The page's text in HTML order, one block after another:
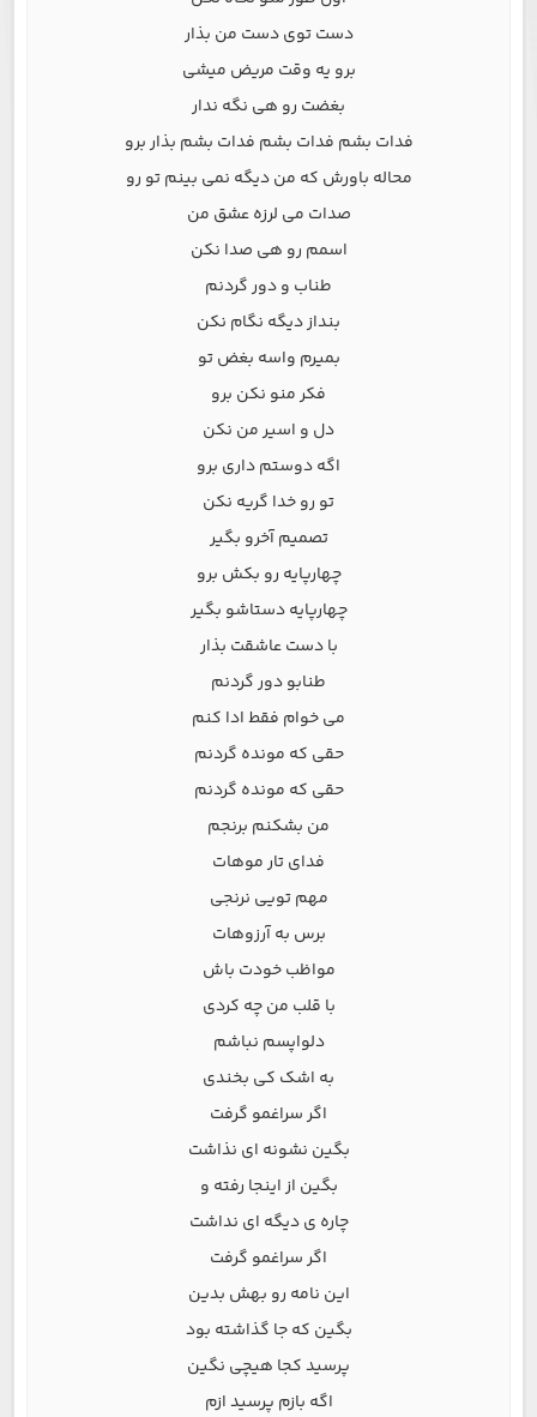
دست توی دست من بذار
برو یه وقت مریض میشی
بغضت رو هی نگه ندار
فدات بشم فدات بشم فدات بشم بذار برو
محاله باورش که من دیگه نمی بینم تو رو
صدات می لرزه عشق من
اسمم رو هی صدا نکن
طناب و دور گردنم
بنداز دیگه نگام نکن
بمیرم واسه بغض تو
فکر منو نکن برو
دل و اسیر من نکن
اگه دوستم داری برو
تو رو خدا گریه نکن
تصمیم آخرو بگیر
چهارپایه رو بکش برو
چهارپایه دستاشو بگیر
با دست عاشقت بذار
طنابو دور گردنم
می خوام فقط ادا کنم
حقی که مونده گردنم
حقی که مونده گردنم
من بشکنم برنجم
فدای تار موهات
مهم تویی نرنجی
برس به آرزوهات
مواظب خودت باش
با قلب من چه کردی
دلواپسم نباشم
به اشک کی بخندی
اگر سراغمو گرفت
بگین نشونه ای نذاشت
بگین از اینجا رفته و
چاره ی دیگه ای نداشت
اگر سراغمو گرفت
این نامه رو بهش بدین
بگین که جا گذاشته بود
پرسید کجا هیچی نگین
اگه بازم پرسید ازم